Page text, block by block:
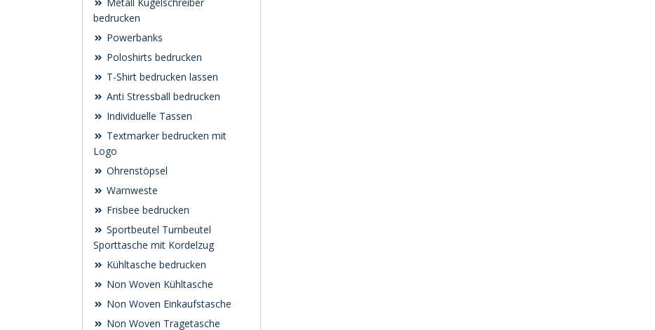
bedrucken
Powerbanks
Poloshirts bedrucken
T-Shirt bedrucken lassen
Anti Stressball bedrucken
Individuelle Tassen
Textmarker bedrucken mit
Logo
Ohrenstöpsel
Warnweste
Frisbee bedrucken
Sportbeutel Turnbeutel
Sporttasche mit Kordelzug
Kühltasche bedrucken
Non Woven Kühltasche
Non Woven Einkaufstasche
Non Woven Tragetasche